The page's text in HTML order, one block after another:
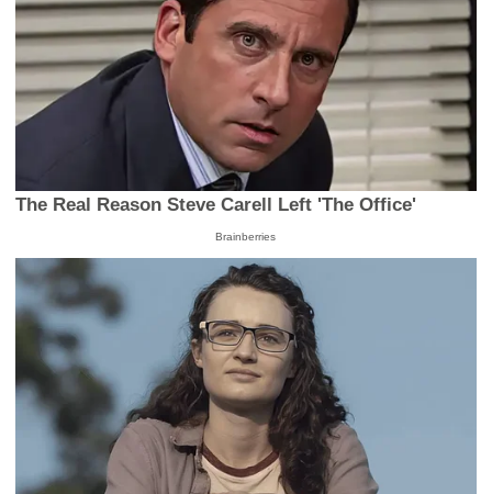
The Real Reason Steve Carell Left 'The Office'
Brainberries